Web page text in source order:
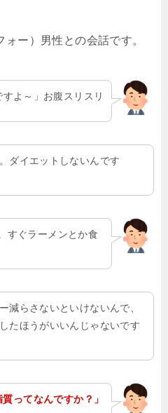
ー）男性との会話です。
すよ～」お腹スリスリ
ダイエットしないんです
すぐラーメンとか食
減らさないといけないんで、
たほうがいいんじゃないです
質ってなんですか？」